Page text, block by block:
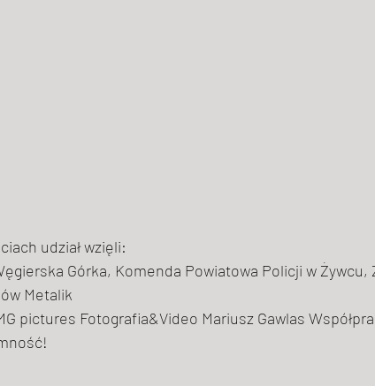
udział wzięli:
Górka, Komenda Powiatowa Policji w Żywcu,
Metalik
pictures Fotografia&Video Mariusz Gawlas